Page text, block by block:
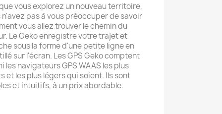
vous explorez un nouveau territoire,
n'avez pas à vous préoccuper de savoir
vous allez trouver le chemin du
Le Geko enregistre votre trajet et
sous la forme d'une petite ligne en
sur l'écran. Les GPS Geko comptent
les navigateurs GPS WAAS les plus
et les plus légers qui soient. Ils sont
et intuitifs, à un prix abordable.